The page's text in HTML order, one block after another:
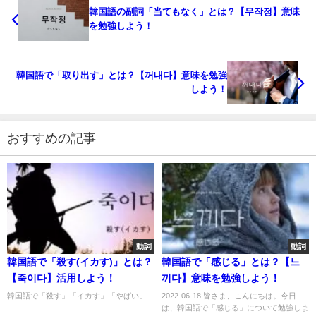
韓国語の副詞「当てもなく」とは？【무작정】意味
を勉強しよう！
韓国語で「取り出す」とは？【꺼내다】意味を勉強
しよう！
おすすめの記事
動詞
韓国語で「殺す(イカす)」とは？
【죽이다】活用しよう！
韓国語で「殺す」「イカす」「やばい」...
動詞
韓国語で「感じる」とは？【느
끼다】意味を勉強しよう！
2022-06-18 皆さま、こんにちは。今日
は、韓国語で「感じる」について勉強しま